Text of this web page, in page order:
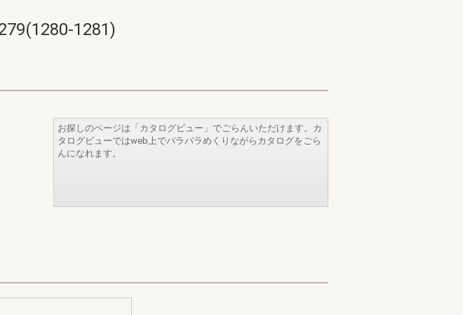
1281)
お探しのページは「カタログビュー」でごらんいただけます。カ
タログビューではweb上でパラパラめくりながらカタログをごら
んになれます。